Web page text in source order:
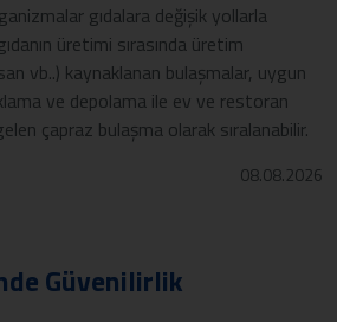
gıdalara değişik yollarla
üretimi sırasında üretim
vb..) kaynaklanan bulaşmalar, uygun
ve depolama ile ev ve restoran
çapraz bulaşma olarak sıralanabilir.
08.08.2026
Güvenilirlik